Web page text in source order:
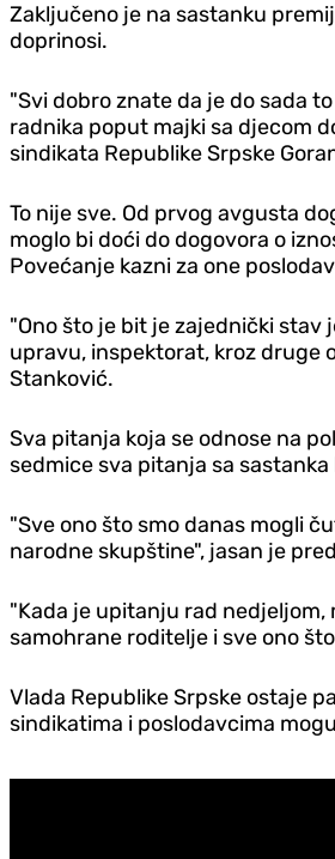
Zaključeno je na sastanku
doprinosi.
"Svi dobro znate da je do sada
radnika poput majki sa djecom
sindikata Republike Srpske
To nije sve. Od prvog avgusta
moglo bi doći do dogovora o
Povećanje kazni za one
"Ono što je bit je zajednički stav
upravu, inspektorat, kroz druge
Stanković.
Sva pitanja koja se odnose na
sedmice sva pitanja sa
"Sve ono što smo danas mogli
narodne skupštine", jasan je
"Kada je upitanju rad nedjeljom,
samohrane roditelje i sve ono
Vlada Republike Srpske ostaje
sindikatima i poslodavcima